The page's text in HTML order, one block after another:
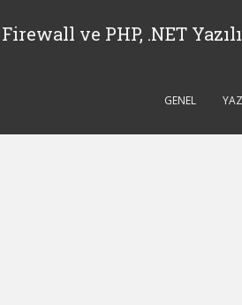
ve PHP, .NET
GENEL